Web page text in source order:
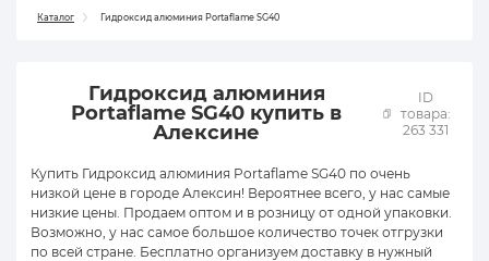
Каталог Гидроксид алюминия Portaflame SG40
Гидроксид алюминия
Portaflame SG40 купить в
Алексине
ID
товара:
263 331
Купить Гидроксид алюминия Portaflame SG40 по очень
низкой цене в городе Алексин! Вероятнее всего, у нас самые
низкие цены. Продаем оптом и в розницу от одной упаковки.
Возможно, у нас самое большое количество точек отгрузки
по всей стране. Бесплатно организуем доставку в нужный